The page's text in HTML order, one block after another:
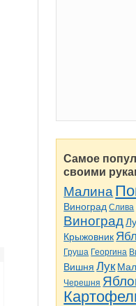
Самое
своими
Малина
Виноград Слива
Виноград
Крыжовник
Груша Георгина
Вишня Лук
Черешня